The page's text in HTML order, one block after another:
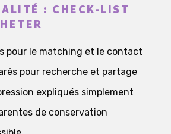
: CHECK-LIST
pour le matching et le contact
pour recherche et partage
expliqués simplement
de conservation